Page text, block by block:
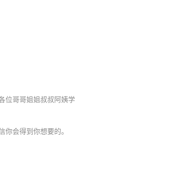
位哥哥姐姐叔叔阿姨学
会得到你想要的。